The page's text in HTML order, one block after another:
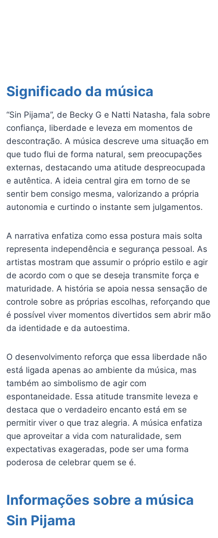
Significado da música
“Sin Pijama”, de Becky G e Natti Natasha, fala sobre
confiança, liberdade e leveza em momentos de
descontração. A música descreve uma situação em
que tudo flui de forma natural, sem preocupações
externas, destacando uma atitude despreocupada
e autêntica. A ideia central gira em torno de se
sentir bem consigo mesma, valorizando a própria
autonomia e curtindo o instante sem julgamentos.
A narrativa enfatiza como essa postura mais solta
representa independência e segurança pessoal. As
artistas mostram que assumir o próprio estilo e agir
de acordo com o que se deseja transmite força e
maturidade. A história se apoia nessa sensação de
controle sobre as próprias escolhas, reforçando que
é possível viver momentos divertidos sem abrir mão
da identidade e da autoestima.
O desenvolvimento reforça que essa liberdade não
está ligada apenas ao ambiente da música, mas
também ao simbolismo de agir com
espontaneidade. Essa atitude transmite leveza e
destaca que o verdadeiro encanto está em se
permitir viver o que traz alegria. A música enfatiza
que aproveitar a vida com naturalidade, sem
expectativas exageradas, pode ser uma forma
poderosa de celebrar quem se é.
Informações sobre a música
Sin Pijama